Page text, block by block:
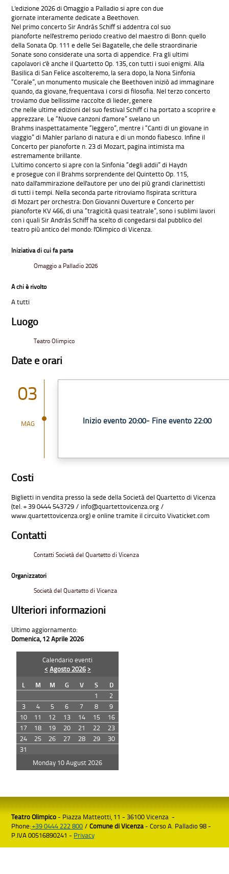
L'edizione 2026 di Omaggio a Palladio si apre con due
giornate interamente dedicate a Beethoven.
Nel primo concerto Sir András Schiff si addentra col suo
pianoforte nell'estremo periodo creativo del maestro di Bonn: quello
della Sonata Op. 111 e delle Sei Bagatelle, che delle straordinarie
Sonate sono considerate una sorta di appendice. Fra gli ultimi
capolavori c'è anche il Quartetto Op. 135, con tutti i suoi enigmi. Alla
Basilica di San Felice ascolteremo, la sera dopo, la Nona Sinfonia
“Corale”, un monumento musicale che Beethoven iniziò ad immaginare
quando, da giovane, frequentava i corsi di filosofia. Nel terzo concerto
troviamo due bellissime raccolte di lieder, genere
che nelle ultime edizioni del suo festival Schiff ci ha portato a scoprire e
apprezzare. Le “Nuove canzoni d'amore” svelano un
Brahms inaspettatamente “leggero”, mentre i “Canti di un giovane in
viaggio” di Mahler parlano di natura e di un mondo fiabesco. Infine il
Concerto per pianoforte n. 23 di Mozart, pagina intimista ma
estremamente brillante.
L'ultimo concerto si apre con la Sinfonia “degli addii” di Haydn
e prosegue con il Brahms sorprendente del Quintetto Op. 115,
nato dall'ammirazione dell'autore per uno dei più grandi clarinettisti
di tutti i tempi. Nella seconda parte ritroviamo l'ispirata scrittura
di Mozart per orchestra: Don Giovanni Ouverture e Concerto per
pianoforte KV 466, di una “tragicità quasi teatrale”, sono i sublimi lavori
con i quali Sir András Schiff ha scelto di congedarsi dal pubblico del
teatro più antico del mondo: l'Olimpico di Vicenza.
Iniziativa di cui fa parte
Omaggio a Palladio 2026
A chi è rivolto
A tutti
Luogo
Teatro Olimpico
Date e orari
03
MAG Inizio evento 20:00- Fine evento 22:00
Costi
Biglietti in vendita presso la sede della Società del Quartetto di Vicenza
(tel. + 39 0444 543729 / info@quartettovicenza.org /
www.quartettovicenza.org) e online tramite il circuito Vivaticket.com
Contatti
Contatti Società del Quartetto di Vicenza
Organizzatori
Società del Quartetto di Vicenza
Ulteriori informazioni
Ultimo aggiornamento:
Domenica, 12 Aprile 2026
Calendario eventi
< Agosto 2026>
L M M G V S D
1
2
3
4 5 6 7 8
9
10
11 12 13 14 15
16
17
18 19 20 21 22
23
24
25 26 27 28 29
30
31
Monday 10 August 2026
Teatro Olimpico- Piazza Matteotti, 11 - 36100 Vicenza -
Phone:+39 0444 222 800 /Comune di Vicenza- Corso A. Palladio 98 -
P.IVA 00516890241 - Privacy